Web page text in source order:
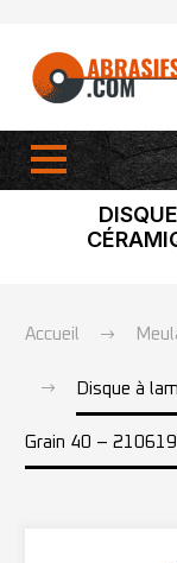
Accueil
Disque à
Grain 40 –